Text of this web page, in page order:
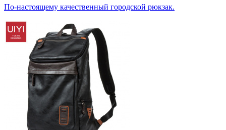
По-настоящему качественный городской рюкзак.